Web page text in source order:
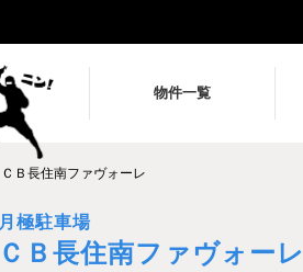
物件一覧
ＣＢ長住南ファヴォーレ
月極駐車場
ＣＢ長住南ファヴォーレ